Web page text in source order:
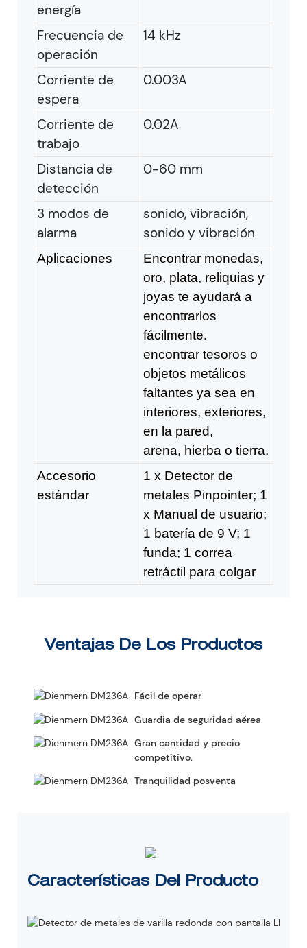
energía
Frecuencia de
operación
14 kHz
Corriente de
espera
0.003A
Corriente de
trabajo
0.02A
Distancia de
detección
0-60 mm
3 modos de
alarma
sonido, vibración,
sonido y vibración
Aplicaciones
Encontrar monedas,
oro, plata, reliquias y
joyas te ayudará a
encontrarlos
fácilmente.
encontrar tesoros o
objetos metálicos
faltantes ya sea en
interiores, exteriores,
en la pared,
arena, hierba o tierra.
Accesorio
estándar
1 x Detector de
metales Pinpointer; 1
x Manual de usuario;
1 batería de 9 V; 1
funda; 1 correa
retráctil para colgar
Ventajas De Los Productos
Fácil de operar
Guardia de seguridad aérea
Gran cantidad y precio
competitivo.
Tranquilidad posventa
Características Del Producto